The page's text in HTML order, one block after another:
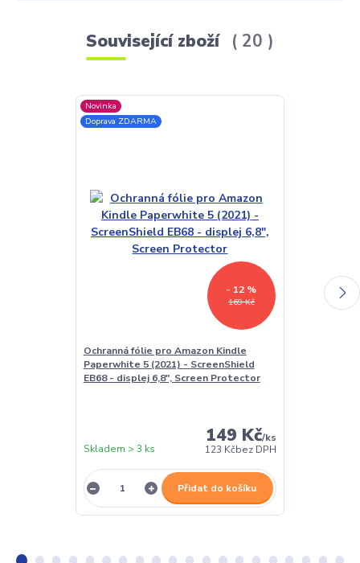
Související zboží 20
Novinka
Doprava ZDARMA
169 Kč
- 12 %
Ochranná fólie pro Amazon Kindle
Paperwhite 5 (2021) - ScreenShield
EB68 - displej 6,8", Screen Protector
149 Kč/ks
123 Kčbez DPH
Skladem > 3 ks
Přidat do košíku